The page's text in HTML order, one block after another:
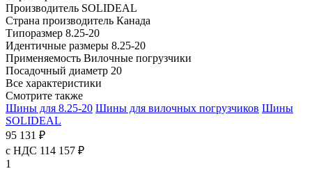
Производитель SOLIDEAL
Страна производитель Канада
Типоразмер 8.25-20
Идентичные размеры 8.25-20
Применяемость Вилочные погрузчики
Посадочный диаметр 20
Все характеристики
Смотрите также
Шины для 8.25-20 Шины для вилочных погрузчиков Шины
SOLIDEAL
95 131 ₽
с НДС 114 157 ₽
1